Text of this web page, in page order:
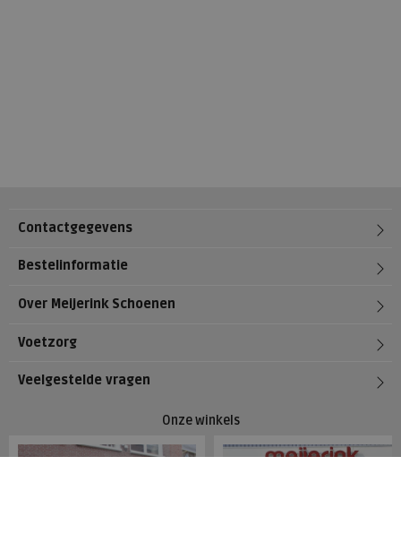
Contactgegevens
Bestelinformatie
Over Meijerink Schoenen
Voetzorg
Veelgestelde vragen
Onze winkels